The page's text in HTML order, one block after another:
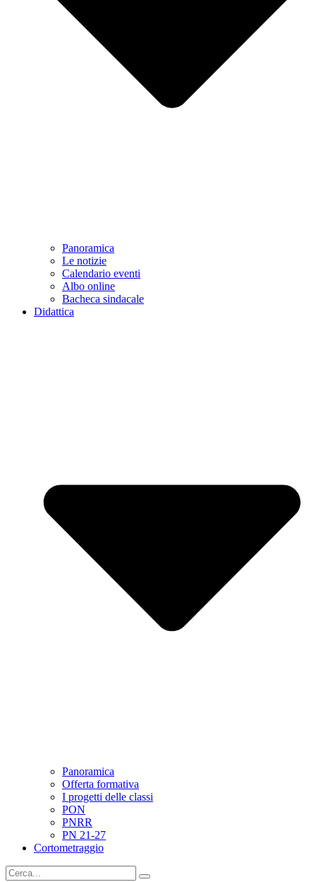
Panoramica
Le notizie
Calendario eventi
Albo online
Bacheca sindacale
Didattica
Panoramica
Offerta formativa
I progetti delle classi
PON
PNRR
PN 21-27
Cortometraggio